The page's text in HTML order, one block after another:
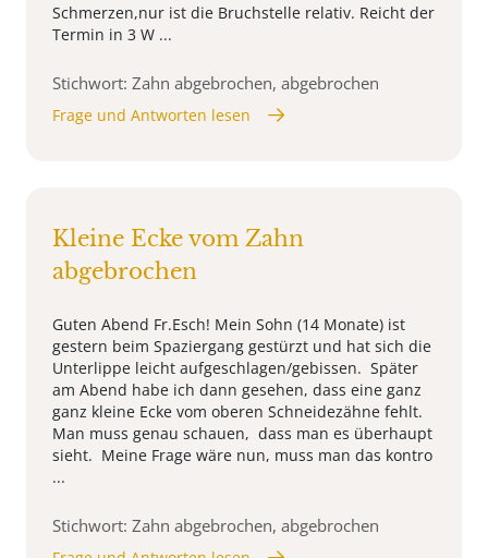
Schmerzen,nur ist die Bruchstelle relativ. Reicht der
Termin in 3 W ...
Stichwort: Zahn abgebrochen, abgebrochen
Frage und Antworten lesen
Kleine Ecke vom Zahn
abgebrochen
Guten Abend Fr.Esch! Mein Sohn (14 Monate) ist
gestern beim Spaziergang gestürzt und hat sich die
Unterlippe leicht aufgeschlagen/gebissen. Später
am Abend habe ich dann gesehen, dass eine ganz
ganz kleine Ecke vom oberen Schneidezähne fehlt.
Man muss genau schauen, dass man es überhaupt
sieht. Meine Frage wäre nun, muss man das kontro
...
Stichwort: Zahn abgebrochen, abgebrochen